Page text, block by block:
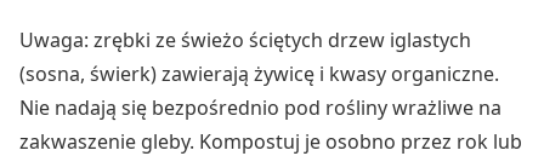
Uwaga: zrębki ze świeżo ściętych drzew iglastych
(sosna, świerk) zawierają żywicę i kwasy organiczne.
Nie nadają się bezpośrednio pod rośliny wrażliwe na
zakwaszenie gleby. Kompostuj je osobno przez rok lub